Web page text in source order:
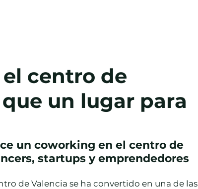
centro de
un lugar para
un coworking en el centro de
startups y emprendedores
de Valencia se ha convertido en una de las